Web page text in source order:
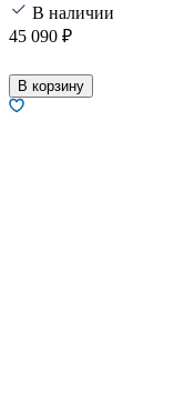
В наличии
45 090 ₽
В корзину